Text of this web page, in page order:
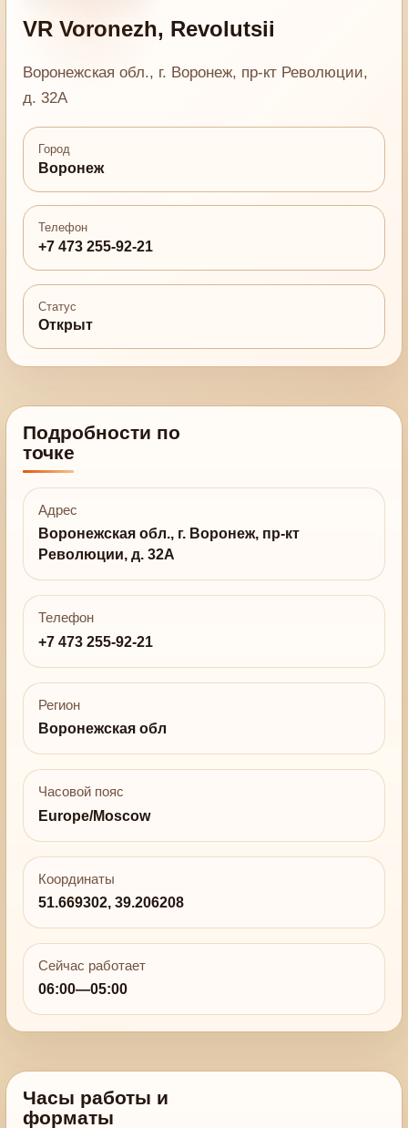
VR Voronezh, Revolutsii
Воронежская обл., г. Воронеж, пр-кт Революции,
д. 32А
Город
Воронеж
Телефон
+7 473 255-92-21
Статус
Открыт
Подробности по
точке
Адрес
Воронежская обл., г. Воронеж, пр-кт
Революции, д. 32А
Телефон
+7 473 255-92-21
Регион
Воронежская обл
Часовой пояс
Europe/Moscow
Координаты
51.669302, 39.206208
Сейчас работает
06:00—05:00
Часы работы и
форматы